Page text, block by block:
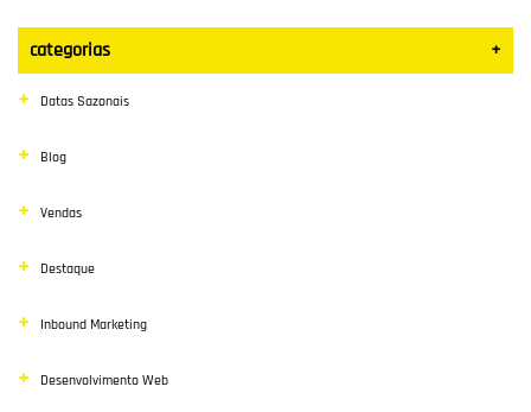
categorias +
Datas Sazonais
Blog
Vendas
Destaque
Inbound Marketing
Desenvolvimento Web